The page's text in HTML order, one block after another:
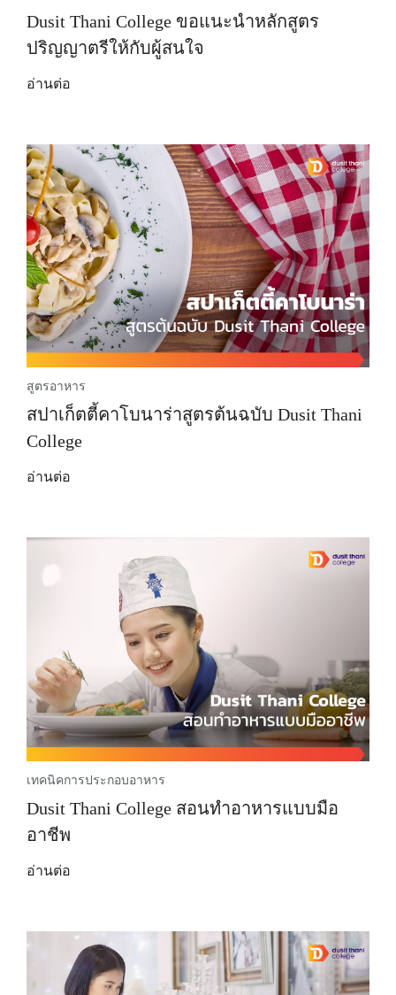
Dusit Thani College ขอแนะนำหลักสูตร
ปริญญาตรีให้กับผู้สนใจ
อ่านต่อ
สูตรอาหาร
สปาเก็ตตี้คาโบนาร่าสูตรต้นฉบับ Dusit Thani
College
อ่านต่อ
เทคนิคการประกอบอาหาร
Dusit Thani College สอนทำอาหารแบบมือ
อาชีพ
อ่านต่อ